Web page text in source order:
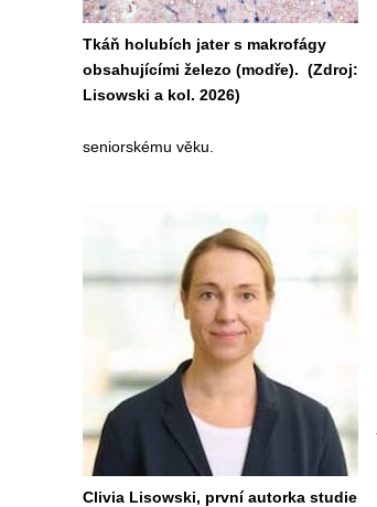
Tkáň holubích jater s makrofágy
obsahujícími železo (modře). (Zdroj:
Lisowski a kol. 2026)
seniorskému věku.
Clivia Lisowski, první autorka studie